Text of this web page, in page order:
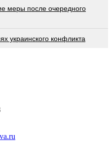
меры после очередного
украинского конфликта